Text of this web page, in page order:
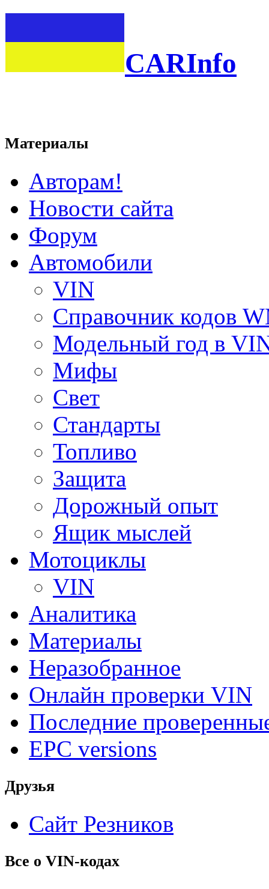
CARInfo
Материалы
Авторам!
Новости сайта
Форум
Автомобили
VIN
Справочник кодов
Модельный год в
Мифы
Свет
Стандарты
Топливо
Защита
Дорожный опыт
Ящик мыслей
Мотоциклы
VIN
Аналитика
Материалы
Неразобранное
Онлайн проверки VIN
Последние
EPC versions
Друзья
Сайт Резников
Все о VIN-кодах